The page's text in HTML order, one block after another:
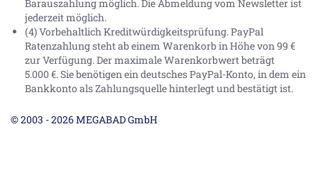
Barauszahlung möglich. Die Abmeldung vom Newsletter ist
jederzeit möglich.
(4) Vorbehaltlich Kreditwürdigkeitsprüfung. PayPal
Ratenzahlung steht ab einem Warenkorb in Höhe von99 €
zur Verfügung. Der maximale Warenkorbwert beträgt
5.000 €. Sie benötigen ein deutsches PayPal-Konto, in dem ein
Bankkonto als Zahlungsquelle hinterlegt und bestätigt ist.
© 2003 - 2026 MEGABAD GmbH